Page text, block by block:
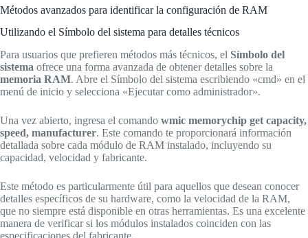
Métodos avanzados para identificar la configuración de RAM
Utilizando el Símbolo del sistema para detalles técnicos
Para usuarios que prefieren métodos más técnicos, el Símbolo del
sistema ofrece una forma avanzada de obtener detalles sobre la
memoria RAM. Abre el Símbolo del sistema escribiendo «cmd» en el
menú de inicio y selecciona «Ejecutar como administrador».
Una vez abierto, ingresa el comando wmic memorychip get capacity,
speed, manufacturer. Este comando te proporcionará información
detallada sobre cada módulo de RAM instalado, incluyendo su
capacidad, velocidad y fabricante.
Este método es particularmente útil para aquellos que desean conocer
detalles específicos de su hardware, como la velocidad de la RAM,
que no siempre está disponible en otras herramientas. Es una excelente
manera de verificar si los módulos instalados coinciden con las